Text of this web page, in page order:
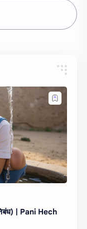
| Pani Hech